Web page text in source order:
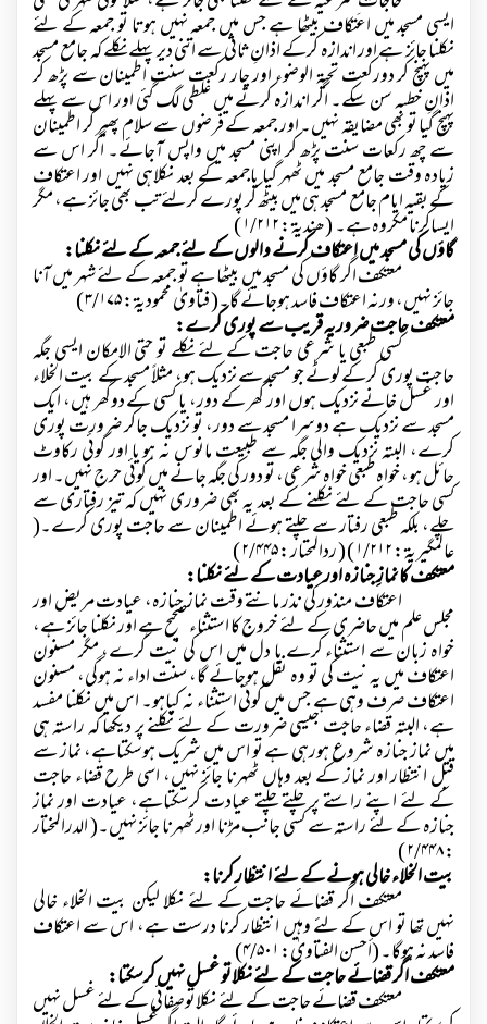
ایسی مسجد میں اعتکاف بیٹھا ہے جس میں جمعہ نہیں ہوتا تو جمعہ کے لئے
نکلنا جائز ہے اور اندازہ کرکے اذانِ ثانی سے اتنی دیر پہلے نکلے کہ جامع مسجد
میں پہنچ کر دورکعت تحیۃ الوضوء اور چار رکعت سنت اطمینان سے پڑھ کر
اذانِ خطبہ سن سکے۔ اگر اندازہ کرنے میں غلطی لگ گئی اور اس سے پہلے
پہنچ گیا تو بھی مضایقہ نہیں۔ اور جمعہ کے فرضوں سے سلام پھیر کر اطمینان
سے چھ رکعات سنت پڑھ کر اپنی مسجد میں واپس آجائے۔ اگر اس سے
زیادہ وقت جامع مسجد میں ٹھہر گیا یاجمعہ کے بعد نکلاہی نہیں اور اعتکاف
کے بقیہ ایام جامع مسجد ہی میں بیٹھ کر پورے کرلئے تب بھی جائز ہے، مگر
ایساکرنا مکروہ ہے۔ (ھندیۃ :۱/۲۱۲ )
گاؤں کی مسجد میں اعتکاف کرنے والوں کے لئے جمعہ کے لئے نکلنا:
معتکف اگر گاؤں کی مسجد میں بیٹھا ہے تو جمعہ کے لئے شہر میں آنا
جائز نہیں، ورنہ اعتکاف فاسد ہوجائے گا۔( فتاویٰ محمودیۃ :۳/۱۷۵ )
معتکف حاجت ضروریہ قریب سے پوری کرے:
کسی طبعی یا شرعی حاجت کے لئے نکلے تو حتی الامکان ایسی جگہ
حاجت پوری کرکے لوٹے جو مسجد سے نزدیک ہو، مثلاً مسجد کے بیت الخلاء
اور غسل خانے نزدیک ہوں اور گھر کے دور، یا کسی کے دوگھر ہیں، ایک
مسجد سے نزدیک ہے دوسرا مسجد سے دور، تو نزدیک جاکر ضرورت پوری
کرے، البتہ نزدیک والی جگہ سے طبیعت مانوس نہ ہو یا اور کوئی رکاوٹ
حائل ہو، خواہ طبعی خواہ شرعی، تو دور کی جگہ جانے میں کوئی حرج نہیں۔ اور
کسی حاجت کے لئے نکلنے کے بعد یہ بھی ضروری نہیں کہ تیز رفتاری سے
چلے، بلکہ طبعی رفتار سے چلتے ہوئے اطمینان سے حاجت پوری کرے۔(
عالمگیریۃ :۱/۲۱۲ ) ( ردالمحتار :۲/۴۴۵ )
معتکف کا نمازِ جنازہ اورعیادت کے لئے نکلنا:
اعتکاف منذور کی نذر مانتے وقت نماز جنازہ، عیادت مریض اور
مجلس علم میں حاضری کے لئے خروج کا استثناء صحیح ہے اور نکلنا جائز ہے،
خواہ زبان سے استثناء کرے یا دل میں اس کی نیت کرے، مگر مسنون
اعتکاف میں یہ نیت کی تو وہ نفل ہوجائے گا، سنت اداء نہ ہوگی، مسنون
اعتکاف صرف وہی ہے جس میں کوئی استثناء نہ کیاہو۔ اس میں نکلنا مفسد
ہے، البتہ قضاء حاجت جیسی ضرورت کے لئے نکلنے پر دیکھا کہ راستہ ہی
میں نماز جنازہ شروع ہورہی ہے تو اس میں شریک ہوسکتاہے، نماز سے
قبل انتظار اور نماز کے بعد وہاں ٹھہرنا جائز نہیں، اسی طرح قضاء حاجت
کے لئے اپنے راستے پر چلتے چلتے عیادت کرسکتاہے، عیادت اور نماز
جنازہ کے لئے راستہ سے کسی جانب مڑنا اور ٹھہرنا جائز نہیں۔( الدرالمختار
:۲/۴۴۸ )
بیت الخلاء خالی ہونے کے لئے انتظار کرنا:
معتکف اگر قضائے حاجت کے لئے نکلا لیکن بیت الخلاء خالی
نہیں تھا تو اس کے لئے وہیں انتظار کرنا درست ہے، اس سے اعتکاف
فاسد نہ ہوگا۔ (أحسن الفتاویٰ:۴/۵۰۱)
معتکف اگر قضائے حاجت کے لئے نکلاتو غسل نہیں کرسکتا:
معتکف قضائے حاجت کے لئے نکلاتوصفائی کے لئے غسل نہیں